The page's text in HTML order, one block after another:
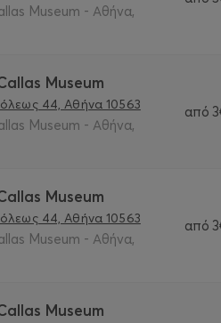
Museum - Αθήνα,
Museum
44, Αθήνα 10563
Museum - Αθήνα,
από
Museum
44, Αθήνα 10563
Museum - Αθήνα,
από
Museum